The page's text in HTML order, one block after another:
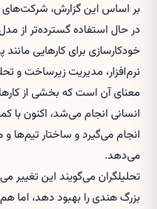
بر اساس این گزارش، شرکت‌های
در حال استفاده گسترده‌تر از
خودکارسازی برای کارهایی
نرم‌افزار، مدیریت زیرساخت و
معنای آن است که بخشی از
انسانی انجام می‌شد، اکنون
انجام می‌گیرد و ساختار تیم‌ها و
می‌دهد.
تحلیلگران می‌گویند این
بزرگ هندی را بهبود دهد، اما